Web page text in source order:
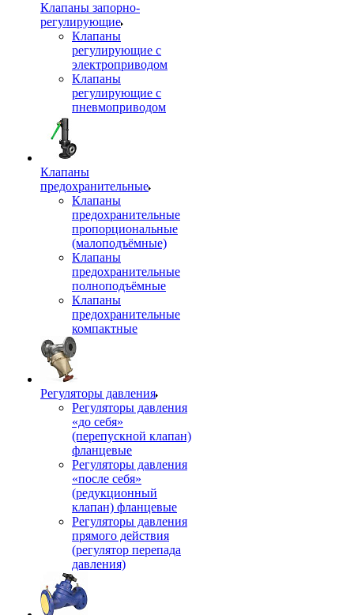
Клапаны запорно-
регулирующие
Клапаны
регулирующие с
электроприводом
Клапаны
регулирующие с
пневмоприводом
Клапаны
предохранительные
Клапаны
предохранительные
пропорциональные
(малоподъёмные)
Клапаны
предохранительные
полноподъёмные
Клапаны
предохранительные
компактные
Регуляторы давления
Регуляторы давления
«до себя»
(перепускной клапан)
фланцевые
Регуляторы давления
«после себя»
(редукционный
клапан) фланцевые
Регуляторы давления
прямого действия
(регулятор перепада
давления)